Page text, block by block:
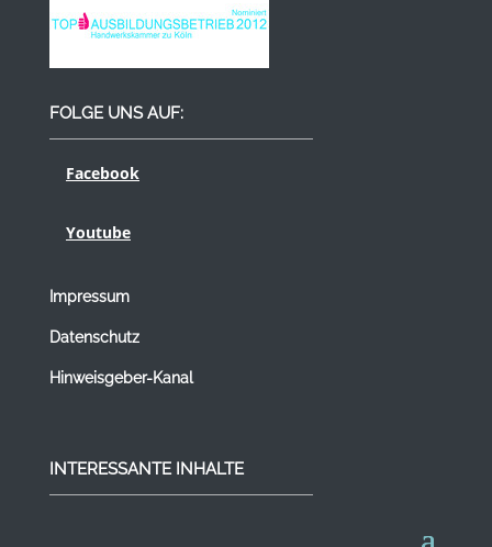
FOLGE UNS AUF:
Facebook
Youtube
Impressum
Datenschutz
Hinweisgeber-Kanal
INTERESSANTE INHALTE